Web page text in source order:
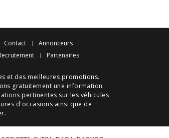
Contact
Annonceurs
Partenaires
et des meilleures promotions.
gratuitement une information
pertinentes sur les véhicules
d'occasions ainsi que de